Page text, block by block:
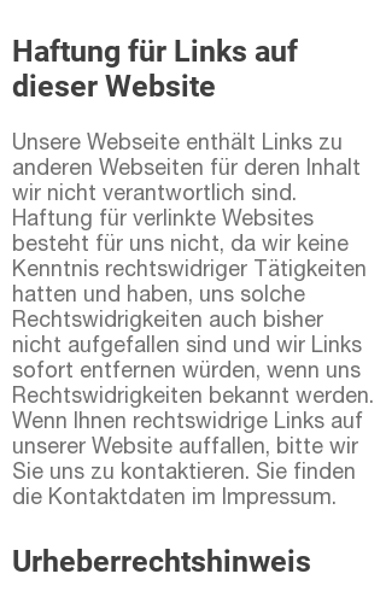
Haftung für Links auf
dieser Website
Unsere Webseite enthält Links zu
anderen Webseiten für deren Inhalt
wir nicht verantwortlich sind.
Haftung für verlinkte Websites
besteht für uns nicht, da wir keine
Kenntnis rechtswidriger Tätigkeiten
hatten und haben, uns solche
Rechtswidrigkeiten auch bisher
nicht aufgefallen sind und wir Links
sofort entfernen würden, wenn uns
Rechtswidrigkeiten bekannt werden.
Wenn Ihnen rechtswidrige Links auf
unserer Website auffallen, bitte wir
Sie uns zu kontaktieren. Sie finden
die Kontaktdaten im Impressum.
Urheberrechtshinweis